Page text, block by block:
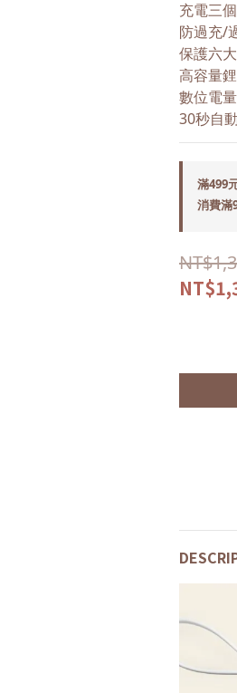
充電三
防過充/
保護六
高容量
數位電
30秒自
滿499
消費滿